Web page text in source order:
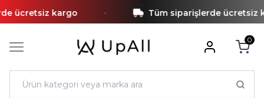
ücretsiz kargo Tüm siparişlerde ücretsiz
0